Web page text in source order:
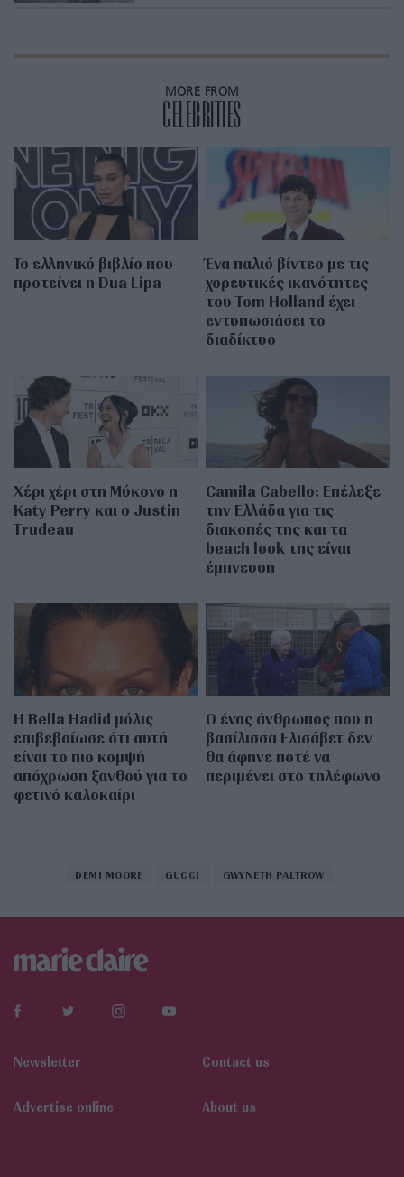
MORE FROM
CELEBRITIES
Το ελληνικό βιβλίο που
προτείνει η Dua Lipa
Ένα παλιό βίντεο με τις
χορευτικές ικανότητες
του Tom Holland έχει
εντυπωσιάσει το
διαδίκτυο
Χέρι χέρι στη Μύκονο η
Katy Perry και ο Justin
Trudeau
Camila Cabello: Επέλεξε
την Ελλάδα για τις
διακοπές της και τα
beach look της είναι
έμπνευση
Η Bella Hadid μόλις
επιβεβαίωσε ότι αυτή
είναι το πιο κομψή
απόχρωση ξανθού για το
φετινό καλοκαίρι
Ο ένας άνθρωπος που η
βασίλισσα Ελισάβετ δεν
θα άφηνε ποτέ να
περιμένει στο τηλέφωνο
DEMI MOORE GUCCI GWYNETH PALTROW
Newsletter Contact us
Αdvertise online About us